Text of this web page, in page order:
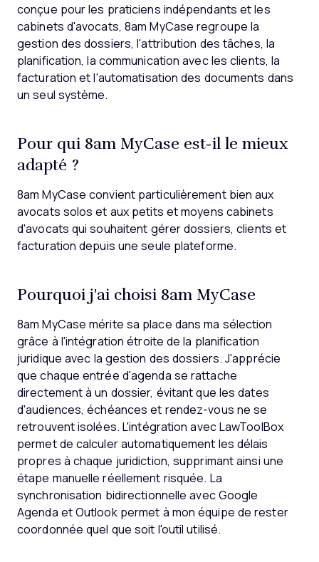
conçue pour les praticiens indépendants et les
cabinets d'avocats, 8am MyCase regroupe la
gestion des dossiers, l'attribution des tâches, la
planification, la communication avec les clients, la
facturation et l'automatisation des documents dans
un seul système.
Pour qui 8am MyCase est-il le mieux
adapté ?
8am MyCase convient particulièrement bien aux
avocats solos et aux petits et moyens cabinets
d'avocats qui souhaitent gérer dossiers, clients et
facturation depuis une seule plateforme.
Pourquoi j'ai choisi 8am MyCase
8am MyCase mérite sa place dans ma sélection
grâce à l'intégration étroite de la planification
juridique avec la gestion des dossiers. J'apprécie
que chaque entrée d'agenda se rattache
directement à un dossier, évitant que les dates
d'audiences, échéances et rendez-vous ne se
retrouvent isolées. L'intégration avec LawToolBox
permet de calculer automatiquement les délais
propres à chaque juridiction, supprimant ainsi une
étape manuelle réellement risquée. La
synchronisation bidirectionnelle avec Google
Agenda et Outlook permet à mon équipe de rester
coordonnée quel que soit l'outil utilisé.